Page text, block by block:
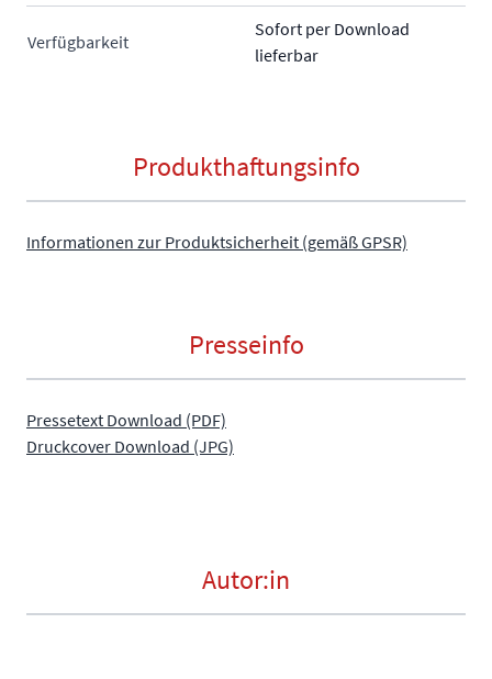
Verfügbarkeit
Sofort per Download
lieferbar
Produkthaftungsinfo
Informationen zur Produktsicherheit (gemäß GPSR)
Presseinfo
Pressetext Download (PDF)
Druckcover Download (JPG)
Autor:in